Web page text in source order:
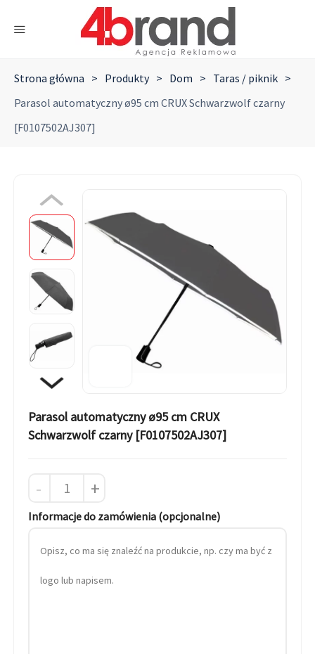
Strona główna > Produkty > Dom > Taras / piknik >
Parasol automatyczny ø95 cm CRUX Schwarzwolf czarny
[F0107502AJ307]
Parasol automatyczny ø95 cm CRUX
Schwarzwolf czarny [F0107502AJ307]
- +
Informacje do zamówienia (opcjonalne)